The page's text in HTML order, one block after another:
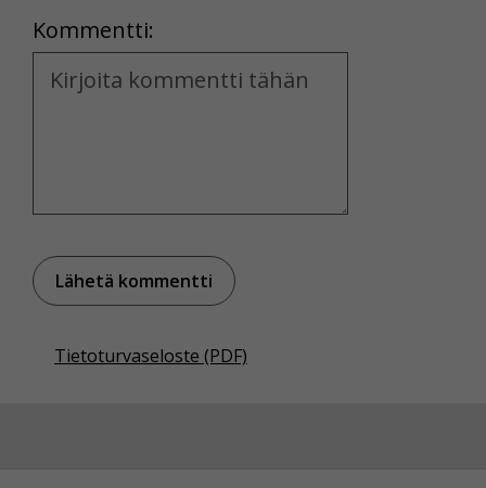
Kommentti:
Kommentti
Tietoturvaseloste (PDF)